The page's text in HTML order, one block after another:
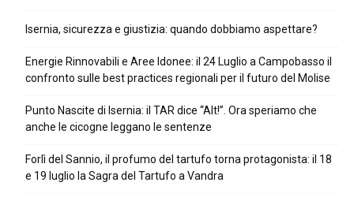
Isernia, sicurezza e giustizia: quando dobbiamo aspettare?
Energie Rinnovabili e Aree Idonee: il 24 Luglio a Campobasso il
confronto sulle best practices regionali per il futuro del Molise
Punto Nascite di Isernia: il TAR dice “Alt!”. Ora speriamo che
anche le cicogne leggano le sentenze
Forlì del Sannio, il profumo del tartufo torna protagonista: il 18
e 19 luglio la Sagra del Tartufo a Vandra